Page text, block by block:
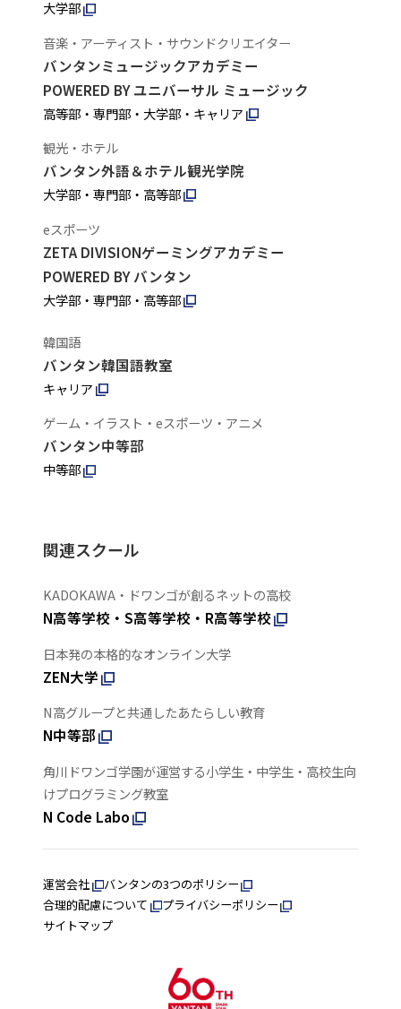
大学部
音楽・アーティスト・サウンドクリエイター
バンタンミュージックアカデミー
POWERED BY ユニバーサル ミュージック
高等部・専門部・大学部・キャリア
観光・ホテル
バンタン外語＆ホテル観光学院
大学部・専門部・高等部
eスポーツ
ZETA DIVISIONゲーミングアカデミー
POWERED BY バンタン
大学部・専門部・高等部
韓国語
バンタン韓国語教室
キャリア
ゲーム・イラスト・eスポーツ・アニメ
バンタン中等部
中等部
関連スクール
KADOKAWA・ドワンゴが創るネットの高校
N高等学校・S高等学校・R高等学校
日本発の本格的なオンライン大学
ZEN大学
N高グループと共通したあたらしい教育
N中等部
角川ドワンゴ学園が運営する小学生・中学生・高校生向
けプログラミング教室
N Code Labo
運営会社
バンタンの3つのポリシー
合理的配慮について
プライバシーポリシー
サイトマップ